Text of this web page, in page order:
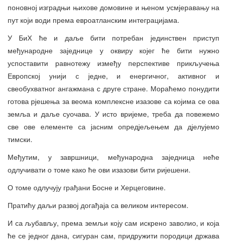
поновној изградњи њихове домовине и њеном усмјеравању на
пут који води према евроатланским интеграцијама.
У БиХ ће и даље бити потребан јединствен приступ
међународне заједнице у оквиру којег ће бити нужно
успоставити равнотежу између перспективе прикључења
Европској унији с једне, и енергичног, активног и
свеобухватног ангажмана с друге стране. Мораћемо понудити
готова рјешења за веома комплексне изазове са којима се ова
земља и даље суочава. У исто вријеме, треба да повежемо
све ове елементе са јасним опредјељењем да дјелујемо
тимски.
Међутим, у завршници, међународна заједница неће
одлучивати о томе како ће ови изазови бити ријешени.
О томе одлучују грађани Босне и Херцеговине.
Пратићу даљи развој догађаја са великом интересом.
И са љубављу, према земљи коју сам искрено заволио, и која
ће се једног дана, сигуран сам, придружити породици држава